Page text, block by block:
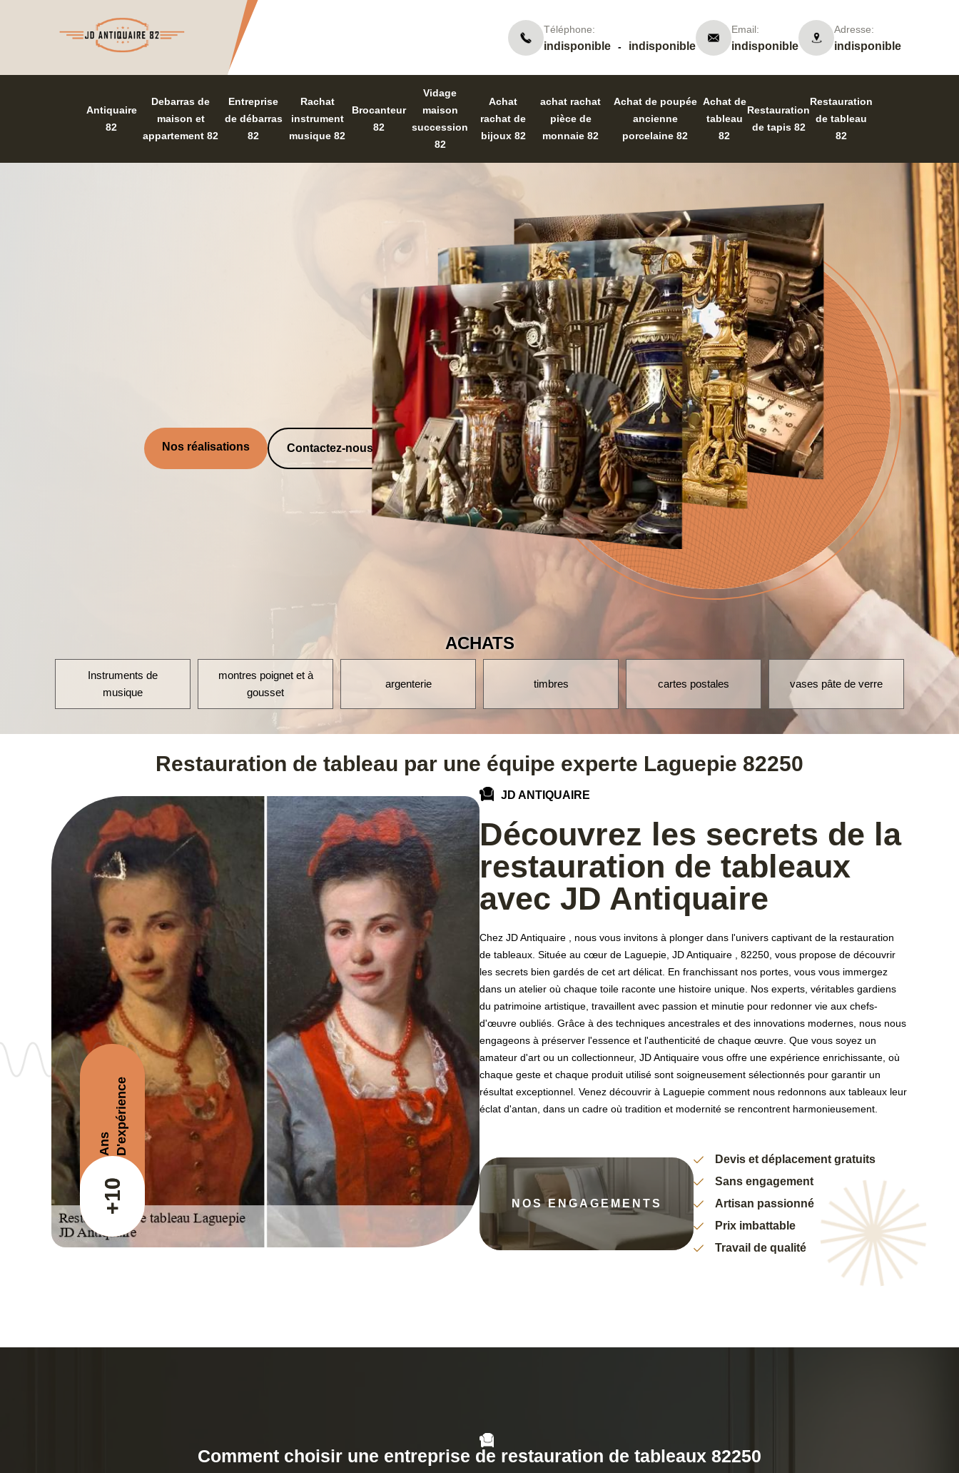
Téléphone:
indisponible - indisponible
Email:
indisponible
Adresse:
indisponible
Antiquaire
82
Debarras de
maison et
appartement 82
Entreprise
de débarras
82
Rachat
instrument
musique 82
Brocanteur
82
Vidage
maison
succession
82
Achat
rachat de
bijoux 82
achat rachat
pièce de
monnaie 82
Achat de poupée
ancienne
porcelaine 82
Achat de
tableau
82
Restauration
de tapis 82
Restauration
de tableau
82
Nos réalisations Contactez-nous
ACHATS
montres poignet et à
gousset
argenterie timbres cartes postales vases pâte de verre manteaux de fourrure
Restauration de tableau par une équipe experte Laguepie 82250
+10
Ans D'expérience
JD ANTIQUAIRE
Découvrez les secrets de la
restauration de tableaux
avec JD Antiquaire
Chez JD Antiquaire , nous vous invitons à plonger dans l'univers captivant de la restauration
de tableaux. Située au cœur de Laguepie, JD Antiquaire , 82250, vous propose de découvrir
les secrets bien gardés de cet art délicat. En franchissant nos portes, vous vous immergez
dans un atelier où chaque toile raconte une histoire unique. Nos experts, véritables gardiens
du patrimoine artistique, travaillent avec passion et minutie pour redonner vie aux chefs-
d'œuvre oubliés. Grâce à des techniques ancestrales et des innovations modernes, nous nous
engageons à préserver l'essence et l'authenticité de chaque œuvre. Que vous soyez un
amateur d'art ou un collectionneur, JD Antiquaire vous offre une expérience enrichissante, où
chaque geste et chaque produit utilisé sont soigneusement sélectionnés pour garantir un
résultat exceptionnel. Venez découvrir à Laguepie comment nous redonnons aux tableaux leur
éclat d'antan, dans un cadre où tradition et modernité se rencontrent harmonieusement.
NOS ENGAGEMENTS
Devis et déplacement gratuits
Sans engagement
Artisan passionné
Prix imbattable
Travail de qualité
Comment choisir une entreprise de restauration de tableaux 82250